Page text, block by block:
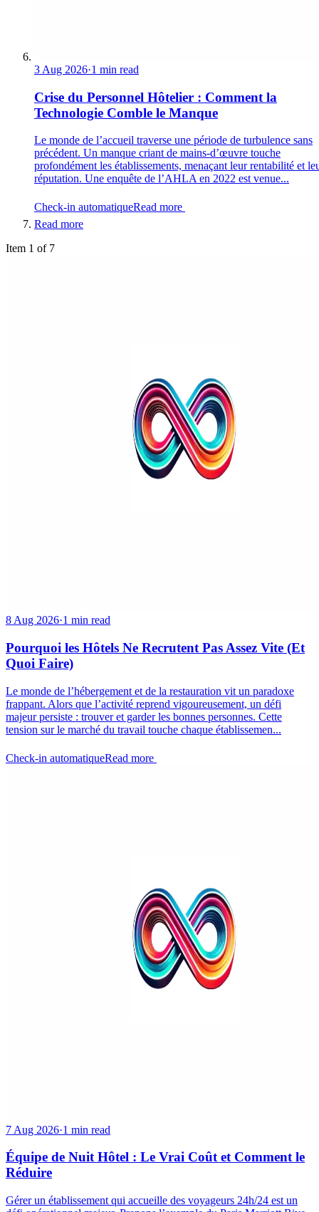
3 Aug 2026·1 min read
Crise du Personnel Hôtelier : Comment la
Technologie Comble le Manque
Le monde de l’accueil traverse une période de turbulence sans
précédent. Un manque criant de mains-d’œuvre touche
profondément les établissements, menaçant leur rentabilité et
réputation. Une enquête de l’AHLA en 2022 est venue...
Check-in automatiqueRead more
Read more
Item 1 of 7
8 Aug 2026·1 min read
Pourquoi les Hôtels Ne Recrutent Pas Assez Vite (Et
Quoi Faire)
Le monde de l’hébergement et de la restauration vit un paradoxe
frappant. Alors que l’activité reprend vigoureusement, un défi
majeur persiste : trouver et garder les bonnes personnes. Cette
tension sur le marché du travail touche chaque établissemen...
Check-in automatiqueRead more
7 Aug 2026·1 min read
Équipe de Nuit Hôtel : Le Vrai Coût et Comment le
Réduire
Gérer un établissement qui accueille des voyageurs 24h/24 est un